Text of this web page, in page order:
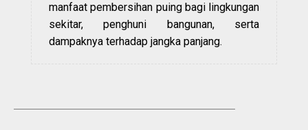
manfaat pembersihan puing bagi lingkungan
sekitar, penghuni bangunan, serta
dampaknya terhadap jangka panjang.